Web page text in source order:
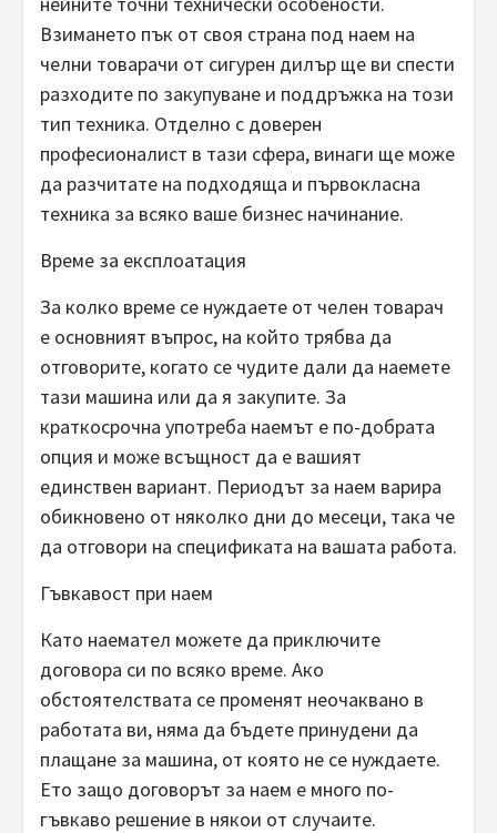
Взимането пък от своя страна под наем на
челни товарачи от сигурен дилър ще ви спести
разходите по закупуване и поддръжка на този
тип техника. Отделно с доверен
професионалист в тази сфера, винаги ще може
да разчитате на подходяща и първокласна
техника за всяко ваше бизнес начинание.
Време за експлоатация
За колко време се нуждаете от челен товарач
е основният въпрос, на който трябва да
отговорите, когато се чудите дали да наемете
тази машина или да я закупите. За
краткосрочна употреба наемът е по-добрата
опция и може всъщност да е вашият
единствен вариант. Периодът за наем варира
обикновено от няколко дни до месеци, така че
да отговори на спецификата на вашата работа.
Гъвкавост при наем
Като наемател можете да приключите
договора си по всяко време. Ако
обстоятелствата се променят неочаквано в
работата ви, няма да бъдете принудени да
плащане за машина, от която не се нуждаете.
Ето защо договорът за наем е много по-
гъвкаво решение в някои от случаите.